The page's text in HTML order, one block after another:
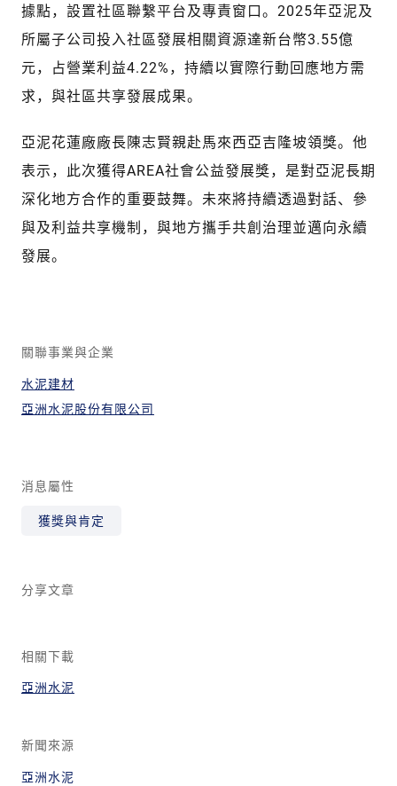
據點，設置社區聯繫平台及專責窗口。2025年亞泥及
所屬子公司投入社區發展相關資源達新台幣3.55億
元，占營業利益4.22%，持續以實際行動回應地方需
求，與社區共享發展成果。
亞泥花蓮廠廠長陳志賢親赴馬來西亞吉隆坡領獎。他
表示，此次獲得AREA社會公益發展獎，是對亞泥長期
深化地方合作的重要鼓舞。未來將持續透過對話、參
與及利益共享機制，與地方攜手共創治理並邁向永續
發展。
關聯事業與企業
水泥建材
亞洲水泥股份有限公司
消息屬性
獲獎與肯定
分享文章
相關下載
亞洲水泥
新聞來源
亞洲水泥